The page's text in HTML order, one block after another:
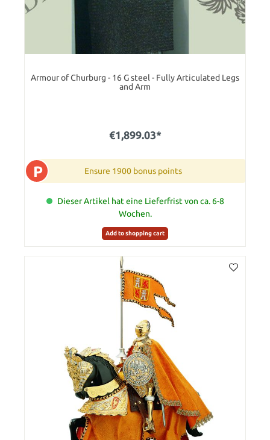
Armour of Churburg - 16 G steel - Fully Articulated Legs
and Arm
€1,899.03*
P Ensure 1900 bonus points
Dieser Artikel hat eine Lieferfrist von ca. 6-8
Wochen.
Add to shopping cart